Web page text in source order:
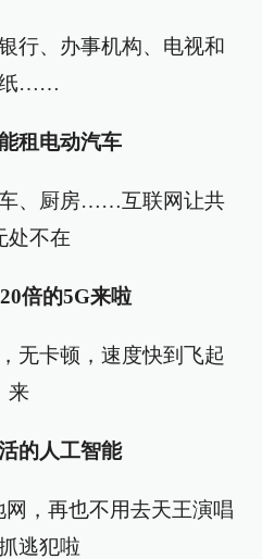
行、办事机构、电视和
……
租电动汽车
、厨房……互联网让共
处不在
倍的5G来啦
无卡顿，速度快到飞起
来
的人工智能
网，再也不用去天王演唱
逃犯啦